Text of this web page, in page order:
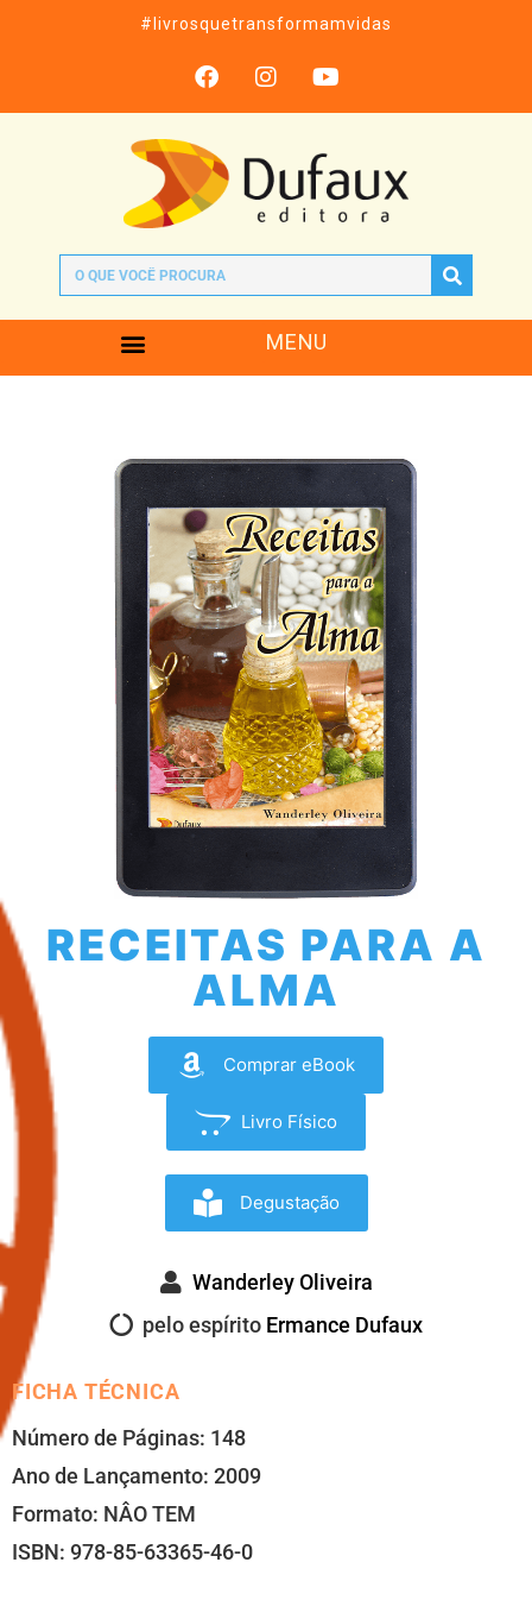
#livrosquetransformamvidas
MENU
RECEITAS PARA A
ALMA
Comprar eBook
Livro Físico
Degustação
Wanderley Oliveira
pelo espírito Ermance Dufaux
FICHA TÉCNICA
Número de Páginas: 148
Ano de Lançamento: 2009
Formato: NÂO TEM
ISBN: 978-85-63365-46-0